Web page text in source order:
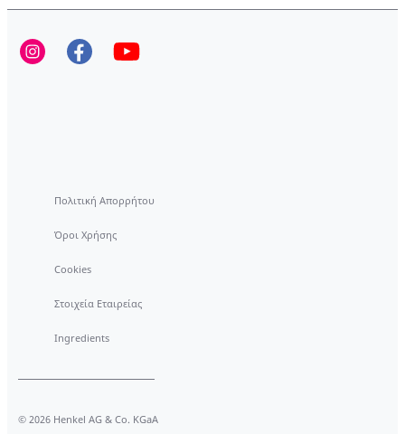
Μια καθαρή μπουγάδα συμβάλλει σε ένα
Πολιτική Απορρήτου
Όροι Χρήσης
Cookies
Στοιχεία Εταιρείας
Ingredients
© 2026 Henkel AG & Co. KGaA